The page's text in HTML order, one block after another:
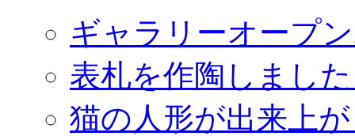
ギャラリーオープ
表札を作陶しまし
猫の人形が出来上